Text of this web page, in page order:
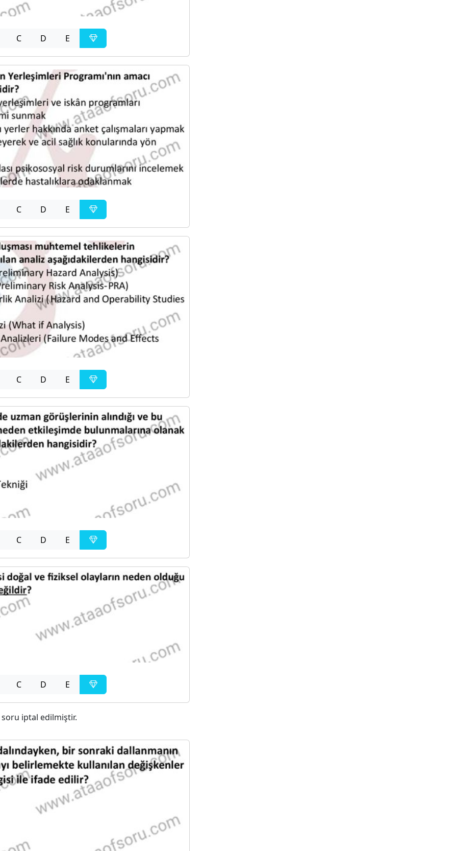
C D E
C D E
C D E
C D E
C D E
soru iptal edilmiştir.